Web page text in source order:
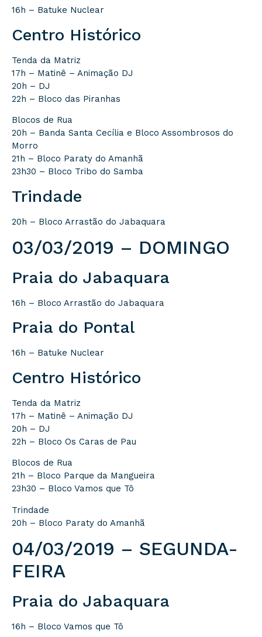
16h – Batuke Nuclear
Centro Histórico
Tenda da Matriz
17h – Matinê – Animação DJ
20h – DJ
22h – Bloco das Piranhas
Blocos de Rua
20h – Banda Santa Cecília e Bloco Assombrosos do
Morro
21h – Bloco Paraty do Amanhã
23h30 – Bloco Tribo do Samba
Trindade
20h – Bloco Arrastão do Jabaquara
03/03/2019 – DOMINGO
Praia do Jabaquara
16h – Bloco Arrastão do Jabaquara
Praia do Pontal
16h – Batuke Nuclear
Centro Histórico
Tenda da Matriz
17h – Matinê – Animação DJ
20h – DJ
22h – Bloco Os Caras de Pau
Blocos de Rua
21h – Bloco Parque da Mangueira
23h30 – Bloco Vamos que Tô
Trindade
20h – Bloco Paraty do Amanhã
04/03/2019 – SEGUNDA-
FEIRA
Praia do Jabaquara
16h – Bloco Vamos que Tô